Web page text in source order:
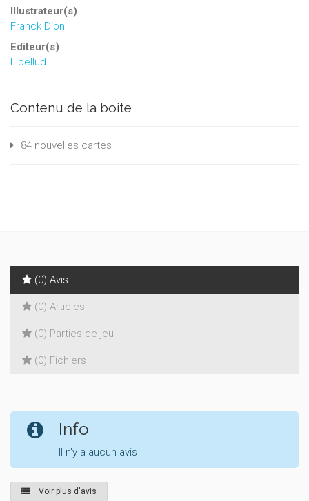
Illustrateur(s)
Franck Dion
Editeur(s)
Libellud
Contenu de la boite
84 nouvelles cartes
(0) Avis
(0) Articles
(0) Parties de jeu
(0) Fichiers
Info
Il n'y a aucun avis
Voir plus d'avis